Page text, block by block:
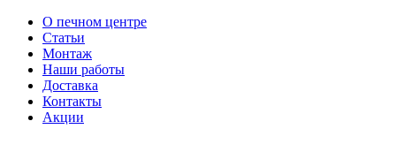
О печном центре
Статьи
Монтаж
Наши работы
Доставка
Контакты
Акции